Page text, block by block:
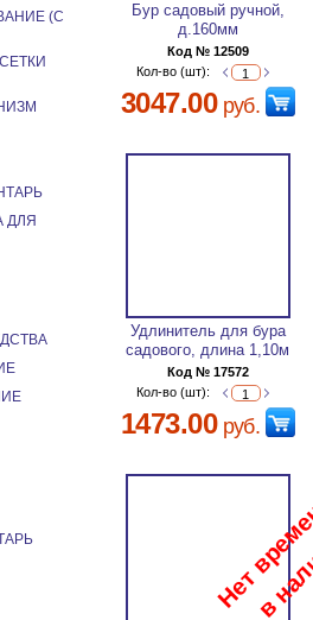
Бур садовый ручной,
д.160мм
Код № 12509
Кол-во (шт):
3047.00руб.
Удлинитель для бура
садового, длина 1,10м
Код № 17572
Кол-во (шт):
1473.00руб.
(С
ДЛЯ